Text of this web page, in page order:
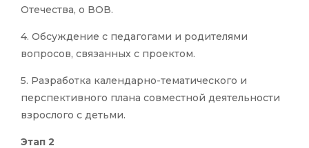
Отечества, о ВОВ.
4. Обсуждение с педагогами и родителями
вопросов, связанных с проектом.
5. Разработка календарно-тематического и
перспективного плана совместной деятельности
взрослого с детьми.
Этап 2